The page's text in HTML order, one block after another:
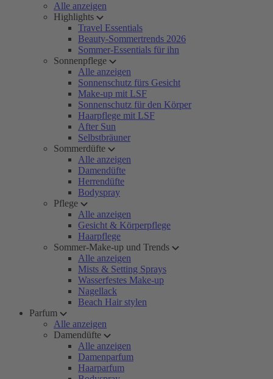
Alle anzeigen
Highlights
Travel Essentials
Beauty-Sommertrends 2026
Sommer-Essentials für ihn
Sonnenpflege
Alle anzeigen
Sonnenschutz fürs Gesicht
Make-up mit LSF
Sonnenschutz für den Körper
Haarpflege mit LSF
After Sun
Selbstbräuner
Sommerdüfte
Alle anzeigen
Damendüfte
Herrendüfte
Bodyspray
Pflege
Alle anzeigen
Gesicht & Körperpflege
Haarpflege
Sommer-Make-up und Trends
Alle anzeigen
Mists & Setting Sprays
Wasserfestes Make-up
Nagellack
Beach Hair stylen
Parfum
Alle anzeigen
Damendüfte
Alle anzeigen
Damenparfum
Haarparfum